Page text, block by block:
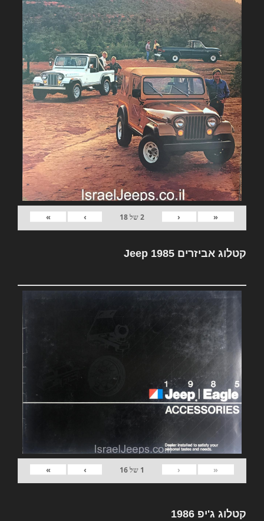
«
‹
2של18
›
»
קטלוג אביזרים Jeep 1985
«
‹
1 של16
›
»
קטלוג ג'יפ 1986